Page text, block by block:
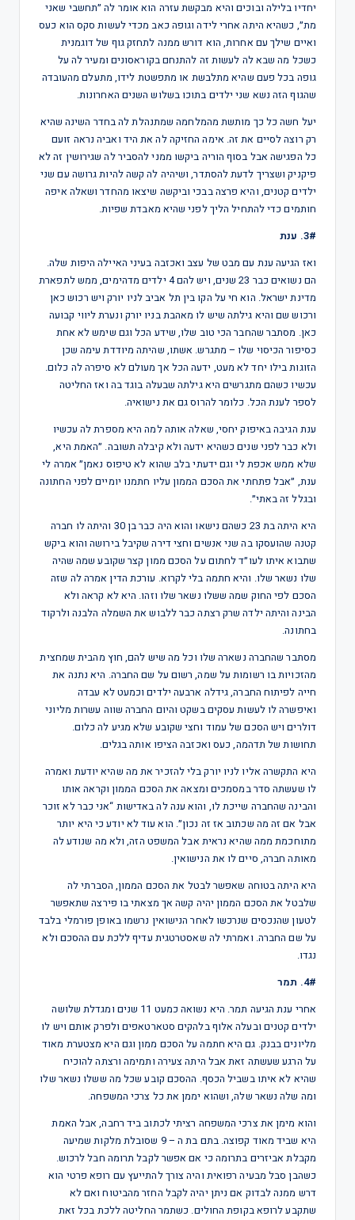
יחדיו בלילה ובוכים והיא מבקשת עזרה הוא אומר לה ״תחשבי שאני
מת״, כשהיא היתה אחרי לידה וגופה כאב מכדי לעשות סקס הוא כעס
ואיים שילך עם אחרות, הוא דורש ממנה לתחזק גוף של דוגמנית
כשכל מה שבא לה לעשות זה להתנחם בקוראסונים ומעיר לה על
גופה בכל פעם שהיא מתלבשת או מתפשטת לידו, מתעלם מהעובדה
שהגוף הזה נשא שני ילדים בתוכו בשלוש השנים האחרונות.
יעל חשה כל כך מותשת מהמלחמה שמתנהלת לה בחדר השינה שהיא
רק רוצה לסיים את זה. אימה החזיקה לה את היד ואביה נראה זועם
כל הפגישה אבל בסוף הוריה ביקשו ממני להסביר לה שגירושין זה לא
פיקניק ושצריך לדעת להסתדר, ושיהיה לה קשה להיות גרושה עם שני
ילדים קטנים, והיא פרצה בבכי וביקשה שיצאו מהחדר ושאלה איפה
חותמים כדי להתחיל הליך לפני שהיא מאבדת שפיות.
3#. ענת
ואז הגיעה ענת עם מבט של עצב ואכזבה בעיני האיילה היפות שלה.
הם נשואים כבר 23 שנים, ויש להם 4 ילדים מדהימים, ממש לתפארת
מדינת ישראל. הוא חי על הקו בין תל אביב לניו יורק ויש רכוש כאן
ורכוש שם והיא גילתה שיש לו מאהבת בניו יורק ונערת ליווי קבועה
כאן. מסתבר שהחבר הכי טוב שלו, שידע הכל וגם שימש לא אחת
כסיפור הכיסוי שלו – מתגרש. אשתו, שהיתה מיודדת עימה שכן
הזוגות בילו יחד לא מעט, ידעה הכל אך מעולם לא סיפרה לה כלום.
עכשיו כשהם מתגרשים היא גילתה שבעלה בוגד בה ואז החליטה
לספר לענת הכל. כלומר להרוס גם את נישואיה.
ענת הגיבה באיפוק יחסי, שאלה אותה למה היא מספרת לה עכשיו
ולא כבר לפני שנים כשהיא ידעה ולא קיבלה תשובה. ״האמת היא,
שלא ממש אכפת לי וגם ידעתי בלב שהוא לא טיפוס נאמן״ אמרה לי
ענת, ״אבל פתחתי את הסכם הממון עליו חתמנו יומיים לפני החתונה
ובגלל זה באתי״.
היא היתה בת 23 כשהם נישאו והוא היה כבר בן 30 והיתה לו חברה
קטנה שהועסקו בה שני אנשים וחצי דירה שקיבל בירושה והוא ביקש
שתבוא איתו לעו״ד לחתום על הסכם ממון קצר שקובע שמה שהיה
שלו נשאר שלו. והיא חתמה בלי לקרוא. עורכת הדין אמרה לה שזה
הסכם לפי החוק שמה ששלו נשאר שלו וזהו. היא לא קראה ולא
הבינה והיתה ילדה שרק רצתה כבר ללבוש את השמלה הלבנה ולרקוד
בחתונה.
מסתבר שהחברה נשארה שלו וכל מה שיש להם, חוץ מהבית שמחצית
מהזכויות בו רשומות על שמה, רשום על שם החברה. היא נתנה את
חייה לפיתוח החברה, גידלה ארבעה ילדים וכמעט לא עבדה
ואיפשרה לו לעשות עסקים בשקט והיום החברה שווה עשרות מליוני
דולרים ויש הסכם של עמוד וחצי שקובע שלא מגיע לה כלום.
תחושות של תדהמה, כעס ואכזבה הציפו אותה בגלים.
היא התקשרה אליו לניו יורק בלי להזכיר את מה שהיא יודעת ואמרה
לו שעשתה סדר במסמכים ומצאה את הסכם הממון וקראה אותו
והבינה שהחברה שייכת לו, והוא ענה לה באדישות “אני כבר לא זוכר
אבל אם זה מה שכתוב אז זה נכון״. הוא עוד לא יודע כי היא יותר
מתוחכמת ממה שהיא נראית אבל המשפט הזה, ולא מה שנודע לה
מאותה חברה, סיים לו את הנישואין.
היא היתה בטוחה שאפשר לבטל את הסכם הממון, הסברתי לה
שלבטל את הסכם הממון יהיה קשה אך מצאתי בו פירצה שתאפשר
לטעון שהנכסים שנרכשו לאחר הנישואין נרשמו באופן פורמלי בלבד
על שם החברה. ואמרתי לה שאסטרטגית עדיף ללכת עם ההסכם ולא
נגדו.
4#. תמר
אחרי ענת הגיעה תמר. היא נשואה כמעט 11 שנים ומגדלת שלושה
ילדים קטנים ובעלה אלוף בלהקים סטארטאפים ולפרק אותם ויש לו
מליונים בבנק. גם היא חתמה על הסכם ממון וגם היא מצטערת מאוד
על הרגע שעשתה זאת אבל היתה צעירה ותמימה ורצתה להוכיח
שהיא לא איתו בשביל הכסף. ההסכם קובע שכל מה ששלו נשאר שלו
ומה שלה נשאר שלה, ושהוא יממן את כל צרכי המשפחה.
והוא מימן את צרכי המשפחה רציתי לכתוב ביד רחבה, אבל האמת
היא שביד מאוד קפוצה. בתם בת ה – 9 שסובלת מלקות שמיעה
מקבלת אביזרים בתרומה כי אם אפשר לקבל תרומה חבל לרכוש.
כשהבן סבל מבעיה רפואית והיה צורך להתייעץ עם רופא פרטי הוא
דרש ממנה לבדוק אם ניתן יהיה לקבל החזר מהביטוח ואם לא
שתקבע לרופא בקופת החולים. כשתמר החליטה ללכת בכל זאת